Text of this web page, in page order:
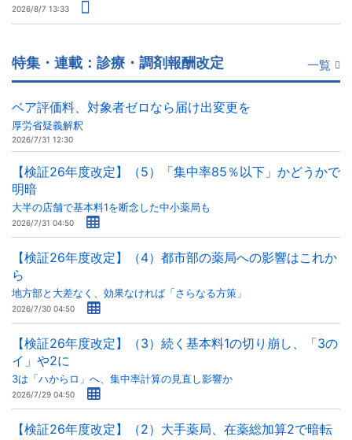
2026/8/7 13:33
特集・連載：診療・調剤報酬改定 一覧
ベア評価料、対象者ゼロなら届け出変更を
厚労省疑義解釈
2026/7/31 12:30
【検証26年度改定】（5）「集中率85％以下」かどうかで
明暗
大半の店舗で基本料1を断念した中小薬局も
2026/7/31 04:50
【検証26年度改定】（4）都市部の薬局への影響はこれか
ら
地方部と大差なく、効果なければ「さらなる方策」
2026/7/30 04:50
【検証26年度改定】（3）続く基本料1の切り崩し、「3の
イ」や2に
3は「ハからロ」へ、集中率計算の見直し影響か
2026/7/29 04:50
【検証26年度改定】（2）大手薬局、在薬総加算2で暗転